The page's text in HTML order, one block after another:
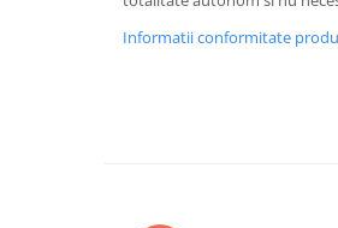
Sisteme fotovoltaice profesionale
Informatii conformitate